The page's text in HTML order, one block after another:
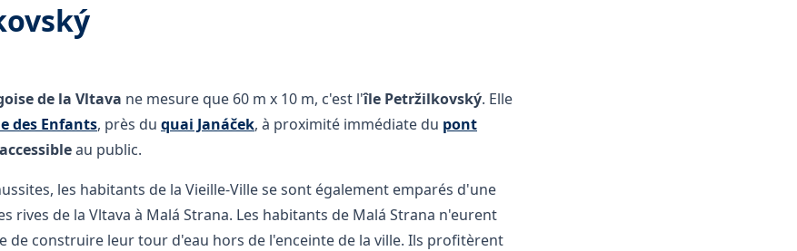
de la Vltava ne mesure que 60 m x 10 m, c'est l'île Petržilkovský. Elle
des Enfants, près du quai Janáček, à proximité immédiate du pont
au public.
les habitants de la Vieille-Ville se sont également emparés d'une
rives de la Vltava à Malá Strana. Les habitants de Malá Strana n'eurent
de construire leur tour d'eau hors de l'enceinte de la ville. Ils profitèrent